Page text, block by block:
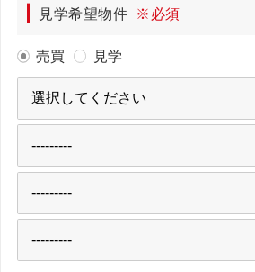
見学希望物件 ※必須
売買 見学